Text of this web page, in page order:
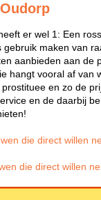
er wel 1: Een
gebruik maken van
aanbieden aan de
hangt vooral af van
en zo de
en de daarbij
die direct willen
die direct willen